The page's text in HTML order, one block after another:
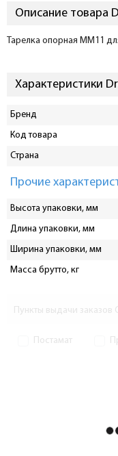
Описание товара
Тарелка опорная MM11
Характеристики
Бренд
Код товара
Страна
Прочие
Высота упаковки, мм
Длина упаковки, мм
Ширина упаковки, мм
Масса брутто, кг
Пункты выдачи заказов
Постамат